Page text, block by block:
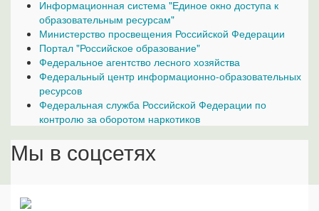
Информационная система "Единое окно доступа к
образовательным ресурсам"
Министерство просвещения Российской Федерации
Портал "Российское образование"
Федеральное агентство лесного хозяйства
Федеральный центр информационно-образовательных
ресурсов
Федеральная служба Российской Федерации по
контролю за оборотом наркотиков
Мы в соцсетях